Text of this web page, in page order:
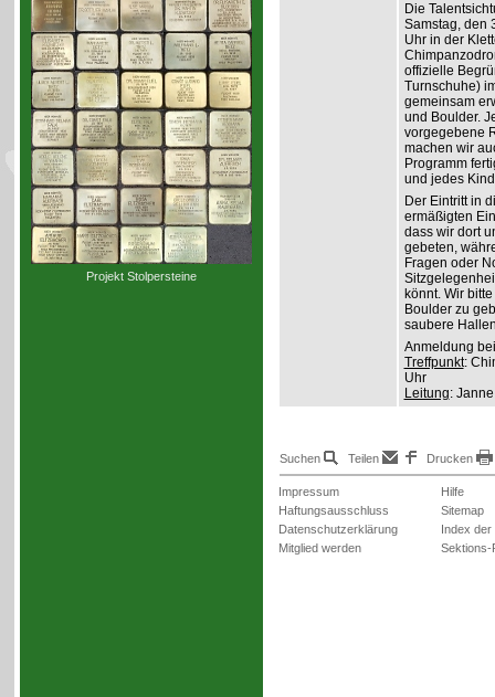
Projekt Stolpersteine
Die
Samstag, den
Uhr in der
offizielle
Turnschuhe)
gemeinsam
und Boulder.
vorgegebene
machen wir
Programm
und jedes
Der Eintritt in
ermäßigten
dass wir dort
gebeten,
Fragen oder
könnt. Wir
Boulder zu
saubere
Anmeldung
Treffpunkt:
Uhr
Leitung:
Suchen Teilen Drucken
Impressum
Haftungsausschluss
Datenschutzerklärung
Mitglied werden
Hilfe
Sitemap
Index der
Sektions-